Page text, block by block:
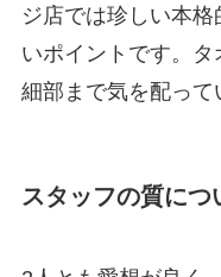
ジ店では珍しい本
いポイントです。タ
細部まで気を配って
スタッフの質につ